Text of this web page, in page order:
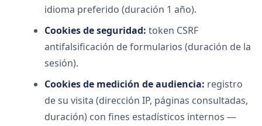
idioma preferido (duración 1 año).
Cookies de seguridad: token CSRF
antifalsificación de formularios (duración de la
sesión).
Cookies de medición de audiencia: registro
de su visita (dirección IP, páginas consultadas,
duración) con fines estadísticos internos —